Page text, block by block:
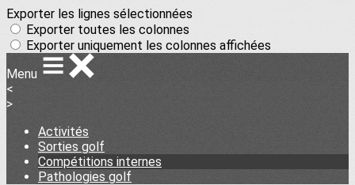
Exporter les lignes sélectionnées
Exporter toutes les colonnes
Exporter uniquement les colonnes affichées
Menu
<
>
Activités
Sorties golf
Compétitions internes
Pathologies golf